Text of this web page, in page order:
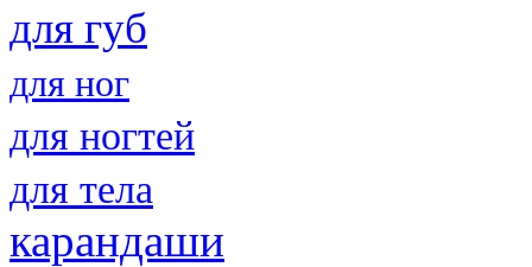
для губ
для ног
для ногтей
для тела
карандаши